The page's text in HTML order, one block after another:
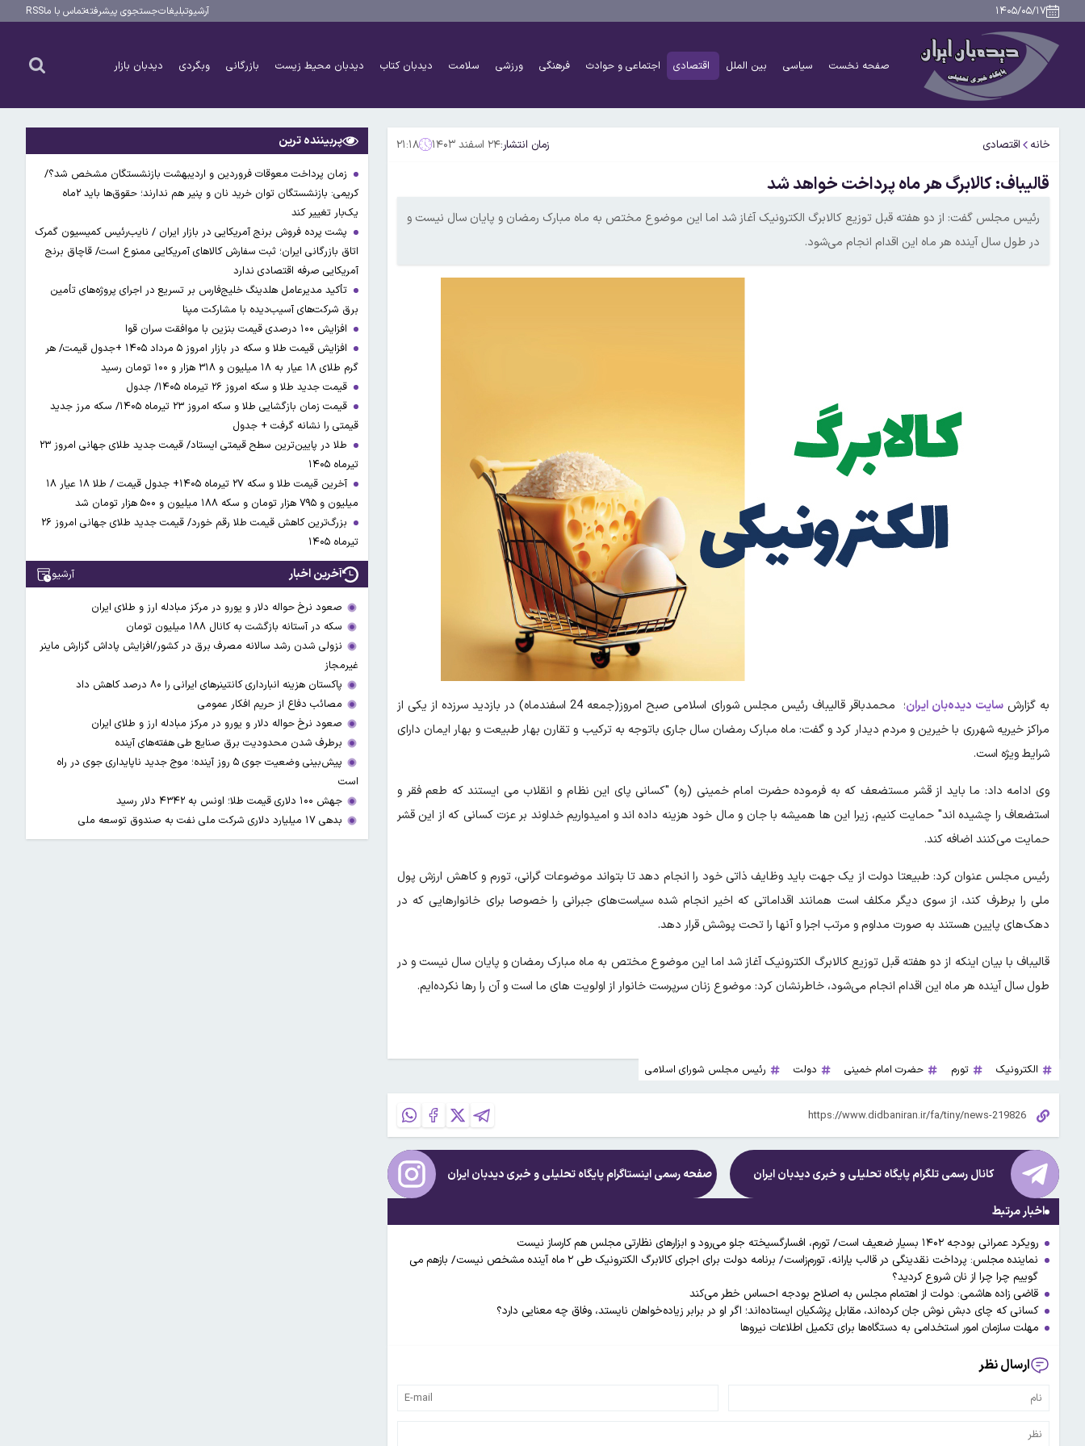
۱۴۰۵/۰۵/۱۷ آرشیوتبلیغاتجستجوی پیشرفتهتماس با ماRSS
صفحه نخست سیاسی بین الملل اقتصادی اجتماعی و حوادث فرهنگی ورزشی سلامت دیدبان کتاب دیدبان محیط زیست بازرگانی وبگردی دیدبان بازار
خانه اقتصادی زمان انتشار:۲۴ اسفند ۱۴۰۳ ۲۱:۱۸
قالیباف: کالابرگ هر ماه پرداخت خواهد شد
رئیس مجلس گفت: از دو هفته قبل توزیع کالابرگ الکترونیک آغاز شد اما این موضوع مختص به ماه مبارک رمضان و پایان سال نیست و
در طول سال آینده هر ماه این اقدام انجام می‌شود.
به گزارشسایت دیده‌بان ایران
؛ محمدباقر قالیباف رئیس مجلس شورای اسلامی صبح امروز(جمعه 24 اسفندماه) در بازدید سرزده از یکی از
مراکز خیریه شهرری با خیرین و مردم دیدار کرد و گفت: ماه مبارک رمضان سال جاری باتوجه به ترکیب و تقارن بهار طبیعت و بهار ایمان دارای
شرایط ویژه است.
وی ادامه داد: ما باید از قشر مستضعف که به فرموده حضرت امام خمینی (ره) "کسانی پای این نظام و انقلاب می ایستند که طعم فقر و
استضعاف را چشیده اند" حمایت کنیم، زیرا این ها همیشه با جان و مال خود هزینه داده اند و امیدواریم خداوند بر عزت کسانی که از این قشر
حمایت می‌کنند اضافه کند.
رئیس مجلس عنوان کرد: طبیعتا دولت از یک جهت باید وظایف ذاتی خود را انجام دهد تا بتواند موضوعات گرانی، تورم و کاهش ارزش پول
ملی را برطرف کند، از سوی دیگر مکلف است همانند اقداماتی که اخیر انجام شده سیاست‌های جبرانی را خصوصا برای خانوارهایی که در
دهک‌های پایین هستند به صورت مداوم و مرتب اجرا و آنها را تحت پوشش قرار دهد.
قالیباف با بیان اینکه از دو هفته قبل توزیع کالابرگ الکترونیک آغاز شد اما این موضوع مختص به ماه مبارک رمضان و پایان سال نیست و در
طول سال آینده هر ماه این اقدام انجام می‌شود، خاطرنشان کرد: موضوع زنان سرپرست خانوار از اولویت های ما است و آن را رها نکرده‌ایم.
الکترونیک تورم حضرت امام خمینی دولت رئیس مجلس شورای اسلامی
کانال رسمی تلگرام پایگاه تحلیلی و خبریدیدبان ایران صفحه رسمی اینستاگرام پایگاه تحلیلی و خبریدیدبان ایران
اخبار مرتبط
رویکرد عمرانی بودجه ۱۴۰۲ بسیار ضعیف است/ تورم، افسارگسیخته جلو می‌رود و ابزارهای نظارتی مجلس هم کارساز نیست
نماینده مجلس: پرداخت نقدینگی در قالب یارانه، تورم‌زاست/ برنامه دولت برای اجرای کالابرگ الکترونیک طی ۲ ماه آینده مشخص نیست/ بازهم می
گوییم چرا چرا از نان شروع کردید؟
قاضی زاده هاشمی: دولت از اهتمام مجلس به اصلاح بودجه احساس خطر می‌کند
کسانی که چای دبش نوش جان کرده‌اند، مقابل پزشکیان ایستاده‌اند؛ اگر او در برابر زیاده‌خواهان نایستد، وفاق چه معنایی دارد؟
مهلت سازمان امور استخدامی به دستگاه‌ها برای تکمیل اطلاعات نیرو‌ها
ارسال نظر
پربیننده ترین
زمان پرداخت معوقات فروردین و اردیبهشت بازنشستگان مشخص شد؟/
کریمی: بازنشستگان توان خرید نان و پنیر هم ندارند؛ حقوق‌ها باید ۲ماه
یک‌بار تغییر کند
پشت پرده فروش برنج آمریکایی در بازار ایران / نایب‌رئیس کمیسیون گمرک
اتاق بازرگانی ایران؛ ثبت سفارش کالاهای آمریکایی ممنوع است/ قاچاق برنج
آمریکایی صرفه اقتصادی ندارد
تأکید مدیرعامل هلدینگ خلیج‌فارس بر تسریع در اجرای پروژه‌های تأمین
برق شرکت‌های آسیب‌دیده با مشارکت مپنا
افزایش ۱۰۰ درصدی قیمت بنزین با موافقت سران قوا
افزایش قیمت طلا و سکه در بازار امروز ۵ مرداد ۱۴۰۵ +جدول قیمت/ هر
گرم طلای ۱۸ عیار به ۱۸ میلیون و ۳۱۸ هزار و ۱۰۰ تومان رسید
قیمت جدید طلا و سکه امروز ۲۶ تیرماه ۱۴۰۵/ جدول
قیمت زمان بازگشایی طلا و سکه امروز ۲۳ تیرماه ۱۴۰۵/ سکه مرز جدید
قیمتی را نشانه گرفت + جدول
طلا در پایین‌ترین سطح قیمتی ایستاد/ قیمت جدید طلای جهانی امروز ۲۳
تیرماه ۱۴۰۵
آخرین قیمت طلا و سکه ۲۷ تیرماه ۱۴۰۵+ جدول قیمت / طلا ۱۸ عیار ۱۸
میلیون و ۷۹۵ هزار تومان و سکه ۱۸۸ میلیون و ۵۰۰ هزار تومان شد
بزرگ‌ترین کاهش قیمت طلا رقم خورد/ قیمت جدید طلای جهانی امروز ۲۶
تیرماه ۱۴۰۵
آخرین اخبار آرشیو
صعود نرخ حواله دلار و یورو در مرکز مبادله ارز و طلای ایران
سکه در آستانه بازگشت به کانال ۱۸۸ میلیون تومان
نزولی شدن رشد سالانه مصرف برق در کشور/افزایش پاداش گزارش ماینر
غیرمجاز
پاکستان هزینه انبارداری کانتینرهای ایرانی را ۸۰ درصد کاهش داد
مصائب دفاع از حریم افکار عمومی
صعود نرخ حواله دلار و یورو در مرکز مبادله ارز و طلای ایران
برطرف شدن محدودیت‌ برق صنایع طی هفته‌های آینده
پیش‌بینی وضعیت جوی ۵ روز آینده؛ موج جدید ناپایداری جوی در راه
است
جهش ۱۰۰ دلاری قیمت طلا؛ اونس به ۴۳۴۲ دلار رسید
بدهی ۱۷ میلیارد دلاری شرکت ملی نفت به صندوق توسعه ملی